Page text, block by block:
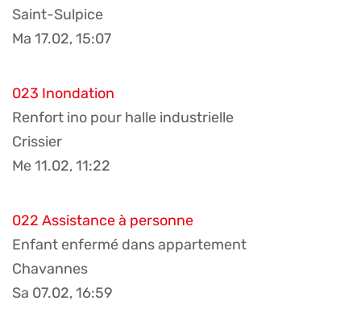
Saint-Sulpice
Ma 17.02, 15:07
023 Inondation
Renfort ino pour halle industrielle
Crissier
Me 11.02, 11:22
022 Assistance à personne
Enfant enfermé dans appartement
Chavannes
Sa 07.02, 16:59